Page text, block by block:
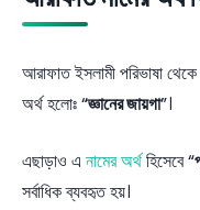
আরাফাত ইসলামী পরিভাষা
অর্থ হলোঃ “জ্ঞানের জায়গা”।
এছাড়াও এ নামের অর্থহিসেবে “
সর্বাধিক ব্যবহৃত হয়।